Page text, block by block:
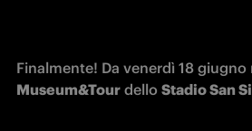
Museum&Tour dello Stadio San